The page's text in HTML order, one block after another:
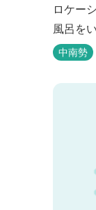
ロケー
風呂を
中南勢